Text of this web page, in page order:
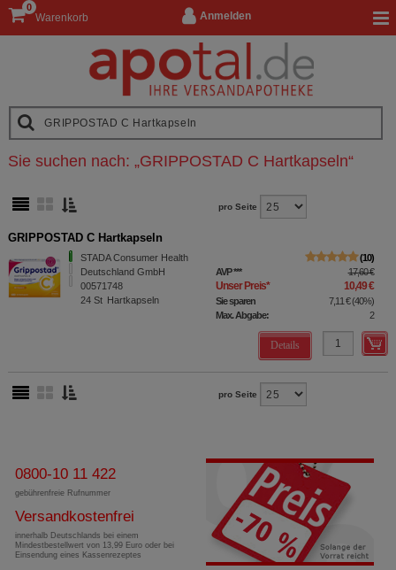
Anmelden
Warenkorb
0
Sie suchen nach: „GRIPPOSTAD C Hartkapseln“
pro Seite
GRIPPOSTAD C Hartkapseln
STADA Consumer Health
Deutschland GmbH
00571748
24 St Hartkapseln
10
AVP*** 17,60 €
Unser Preis* 10,49 €
Sie sparen 7,11 €(40%)
Max. Abgabe:
2
Details
pro Seite
0800-10 11 422
gebührenfreie Rufnummer
Versandkostenfrei
innerhalb Deutschlands bei einem
Mindestbestellwert von 13,99 Euro oder bei
Einsendung eines Kassenrezeptes